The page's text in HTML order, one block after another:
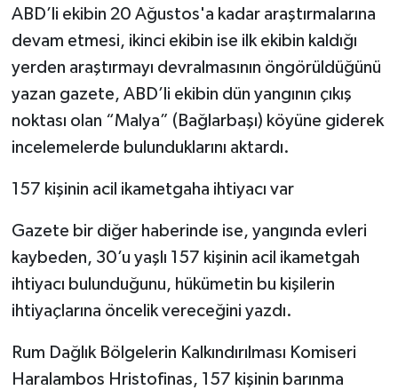
ABD’li ekibin 20 Ağustos'a kadar araştırmalarına
devam etmesi, ikinci ekibin ise ilk ekibin kaldığı
yerden araştırmayı devralmasının öngörüldüğünü
yazan gazete, ABD’li ekibin dün yangının çıkış
noktası olan “Malya” (Bağlarbaşı) köyüne giderek
incelemelerde bulunduklarını aktardı.
157 kişinin acil ikametgaha ihtiyacı var
Gazete bir diğer haberinde ise, yangında evleri
kaybeden, 30’u yaşlı 157 kişinin acil ikametgah
ihtiyacı bulunduğunu, hükümetin bu kişilerin
ihtiyaçlarına öncelik vereceğini yazdı.
Rum Dağlık Bölgelerin Kalkındırılması Komiseri
Haralambos Hristofinas, 157 kişinin barınma